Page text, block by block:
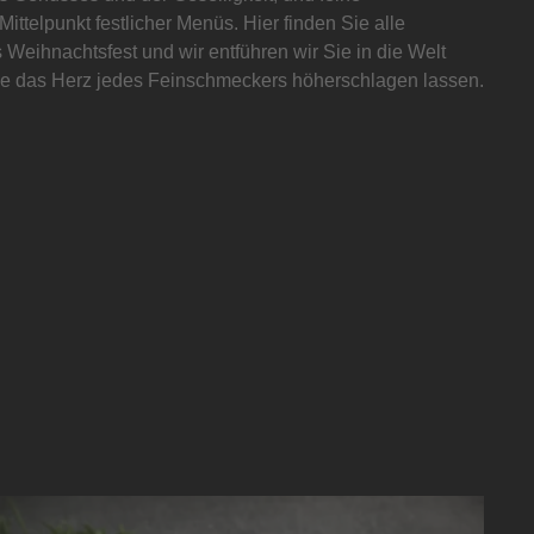
festlicher Menüs. Hier finden Sie alle
und wir entführen wir Sie in die Welt
das Herz jedes Feinschmeckers höherschlagen lassen.